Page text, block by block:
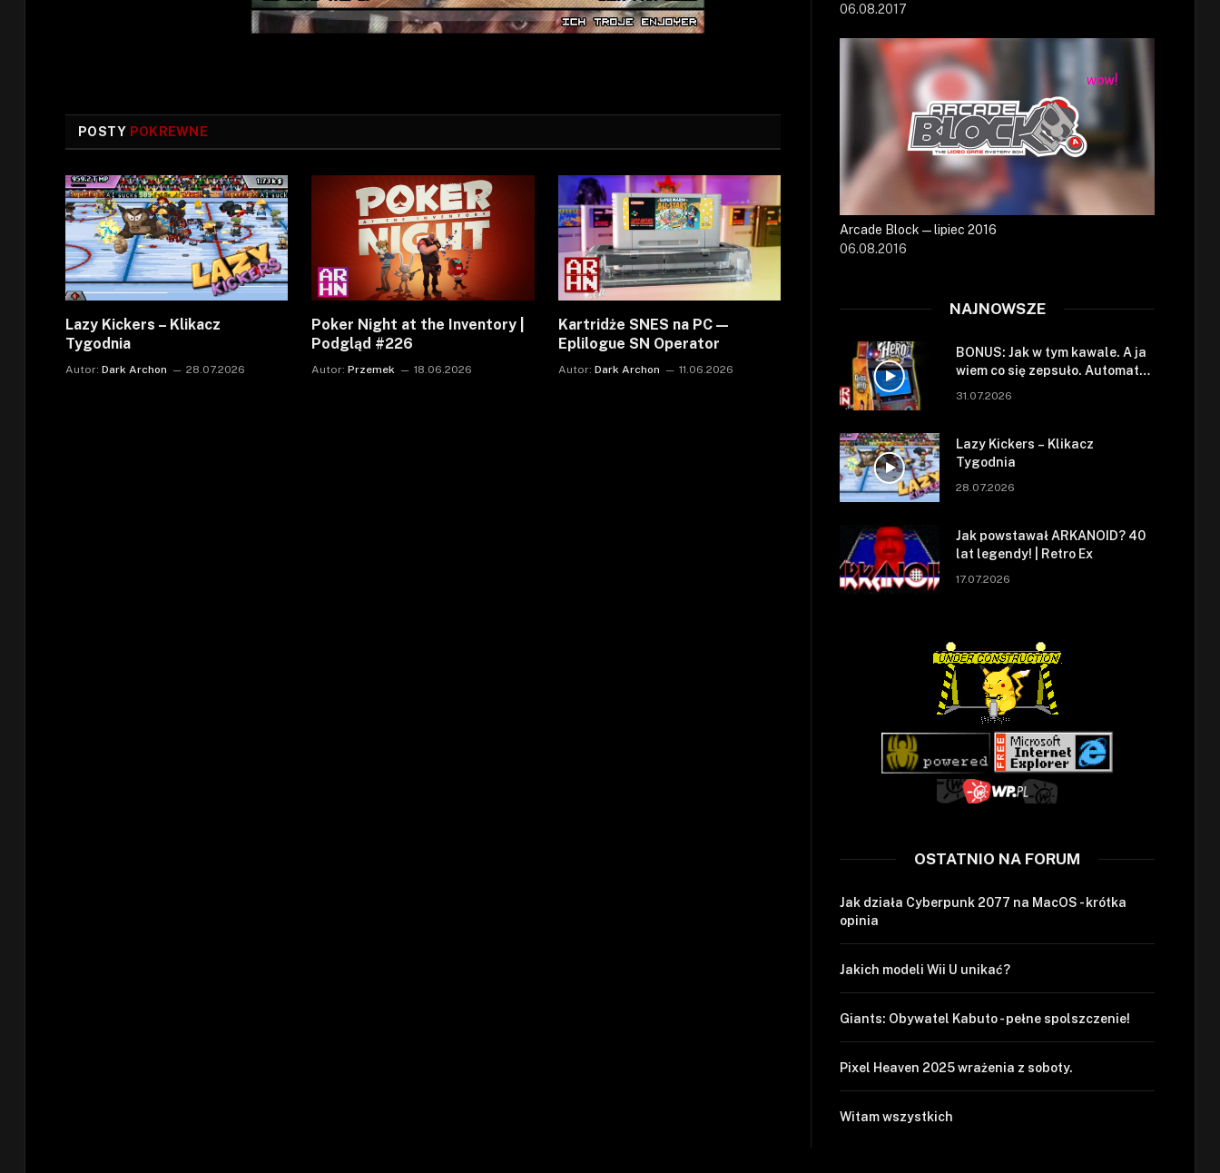
POSTY POKREWNE
Lazy Kickers – Klikacz
Tygodnia
Autor: Dark Archon 28.07.2026
Poker Night at the Inventory |
Podgląd #226
Autor: Przemek 18.06.2026
Kartridże SNES na PC —
Eplilogue SN Operator
Autor: Dark Archon 11.06.2026
06.08.2017
Arcade Block — lipiec 2016
06.08.2016
NAJNOWSZE
BONUS: Jak w tym kawale. A ja
wiem co się zepsuło. Automat
się zepsuł.
31.07.2026
Lazy Kickers – Klikacz
Tygodnia
28.07.2026
Jak powstawał ARKANOID? 40
lat legendy! | Retro Ex
17.07.2026
OSTATNIO NA FORUM
Jak działa Cyberpunk 2077 na MacOS - krótka
opinia
Jakich modeli Wii U unikać?
Giants: Obywatel Kabuto - pełne spolszczenie!
Pixel Heaven 2025 wrażenia z soboty.
Witam wszystkich